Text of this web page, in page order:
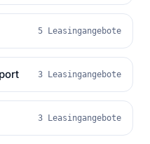
5 Leasingangebote
3 Leasingangebote
3 Leasingangebote